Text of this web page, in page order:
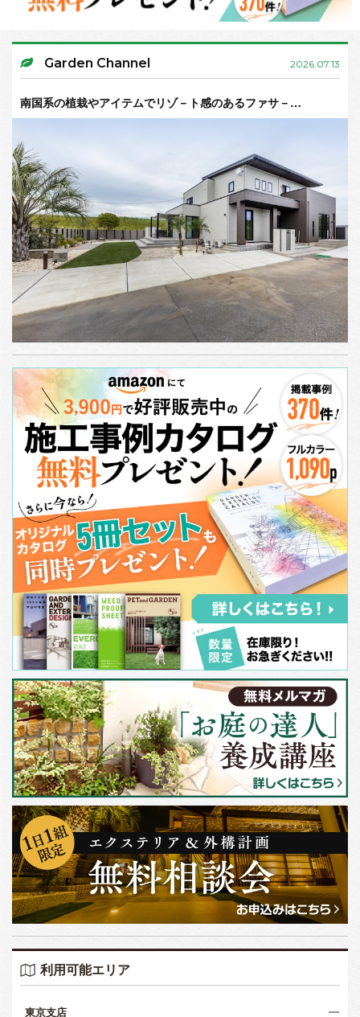
Garden Channel 2026.07.13
南国系の植栽やアイテムでリゾ－ト感のあるファサ－…
利用可能エリア
東京支店